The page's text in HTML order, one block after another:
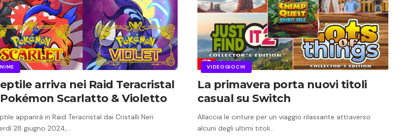
arriva nei Raid Teracristal
Scarlatto & Violetto
apparirà in Raid Teracristal dai Cristalli Neri
28 giugno 2024,…
VIDEOGIOCHI
La primavera porta nuovi titoli
casual su Switch
Allaccia le cinture per un viaggio rilassante attraverso
alcuni degli ultimi titoli…